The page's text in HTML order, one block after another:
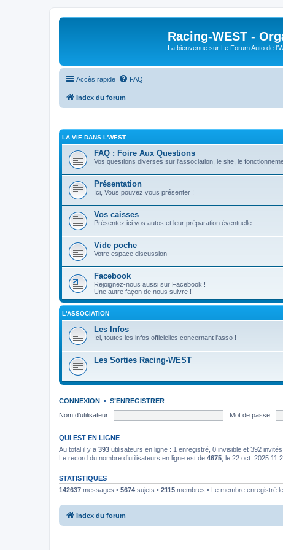
Racing-WEST -
La bienvenue sur Le Forum Auto de
Accès rapide FAQ
Index du forum
LA VIE DANS L'WEST
FAQ : Foire Aux Questions
Vos questions diverses sur l'association, le site, le
Présentation
Ici, Vous pouvez vous présenter !
Vos caisses
Présentez ici vos autos et leur préparation éventuelle.
Vide poche
Votre espace discussion
Facebook
Rejoignez-nous aussi sur Facebook !
Une autre façon de nous suivre !
L'ASSOCIATION
Les Infos
Ici, toutes les infos officielles concernant l'asso !
Les Sorties Racing-WEST
CONNEXION • S’ENREGISTRER
Nom d’utilisateur :
Mot de passe :
QUI EST EN LIGNE
Au total il y a 393 utilisateurs en ligne : 1 enregistré, 0 invisible et 392
Le record du nombre d’utilisateurs en ligne est de 4675 , le 22 oct. 2025
STATISTIQUES
142637 messages • 5674 sujets • 2115 membres • Le membre enregistré
Index du forum